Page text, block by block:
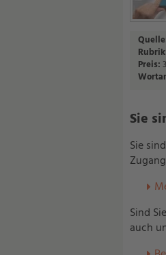
Preis:
Sie
Sie
Sind
auch